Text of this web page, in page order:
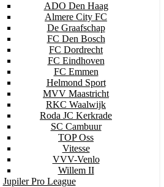
ADO Den Haag
Almere City FC
De Graafschap
FC Den Bosch
FC Dordrecht
FC Eindhoven
FC Emmen
Helmond Sport
MVV Maastricht
RKC Waalwijk
Roda JC Kerkrade
SC Cambuur
TOP Oss
Vitesse
VVV-Venlo
Willem II
Jupiler Pro League